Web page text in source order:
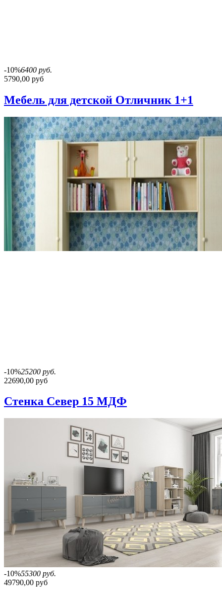
-10%6400 руб.
5790,00 руб
Мебель для детской Отличник 1+1
-10%25200 руб.
22690,00 руб
Стенка Север 15 МДФ
-10%55300 руб.
49790,00 руб